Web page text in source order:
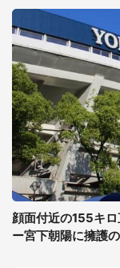
顔面付近の155キ
ー宮下朝陽に擁護